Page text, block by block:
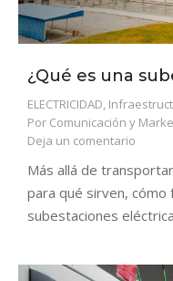
¿Qué es una
ELECTRICIDAD,
Por Comunicación y
Deja un comentario
Más allá de
para qué sirven, cómo
subestaciones